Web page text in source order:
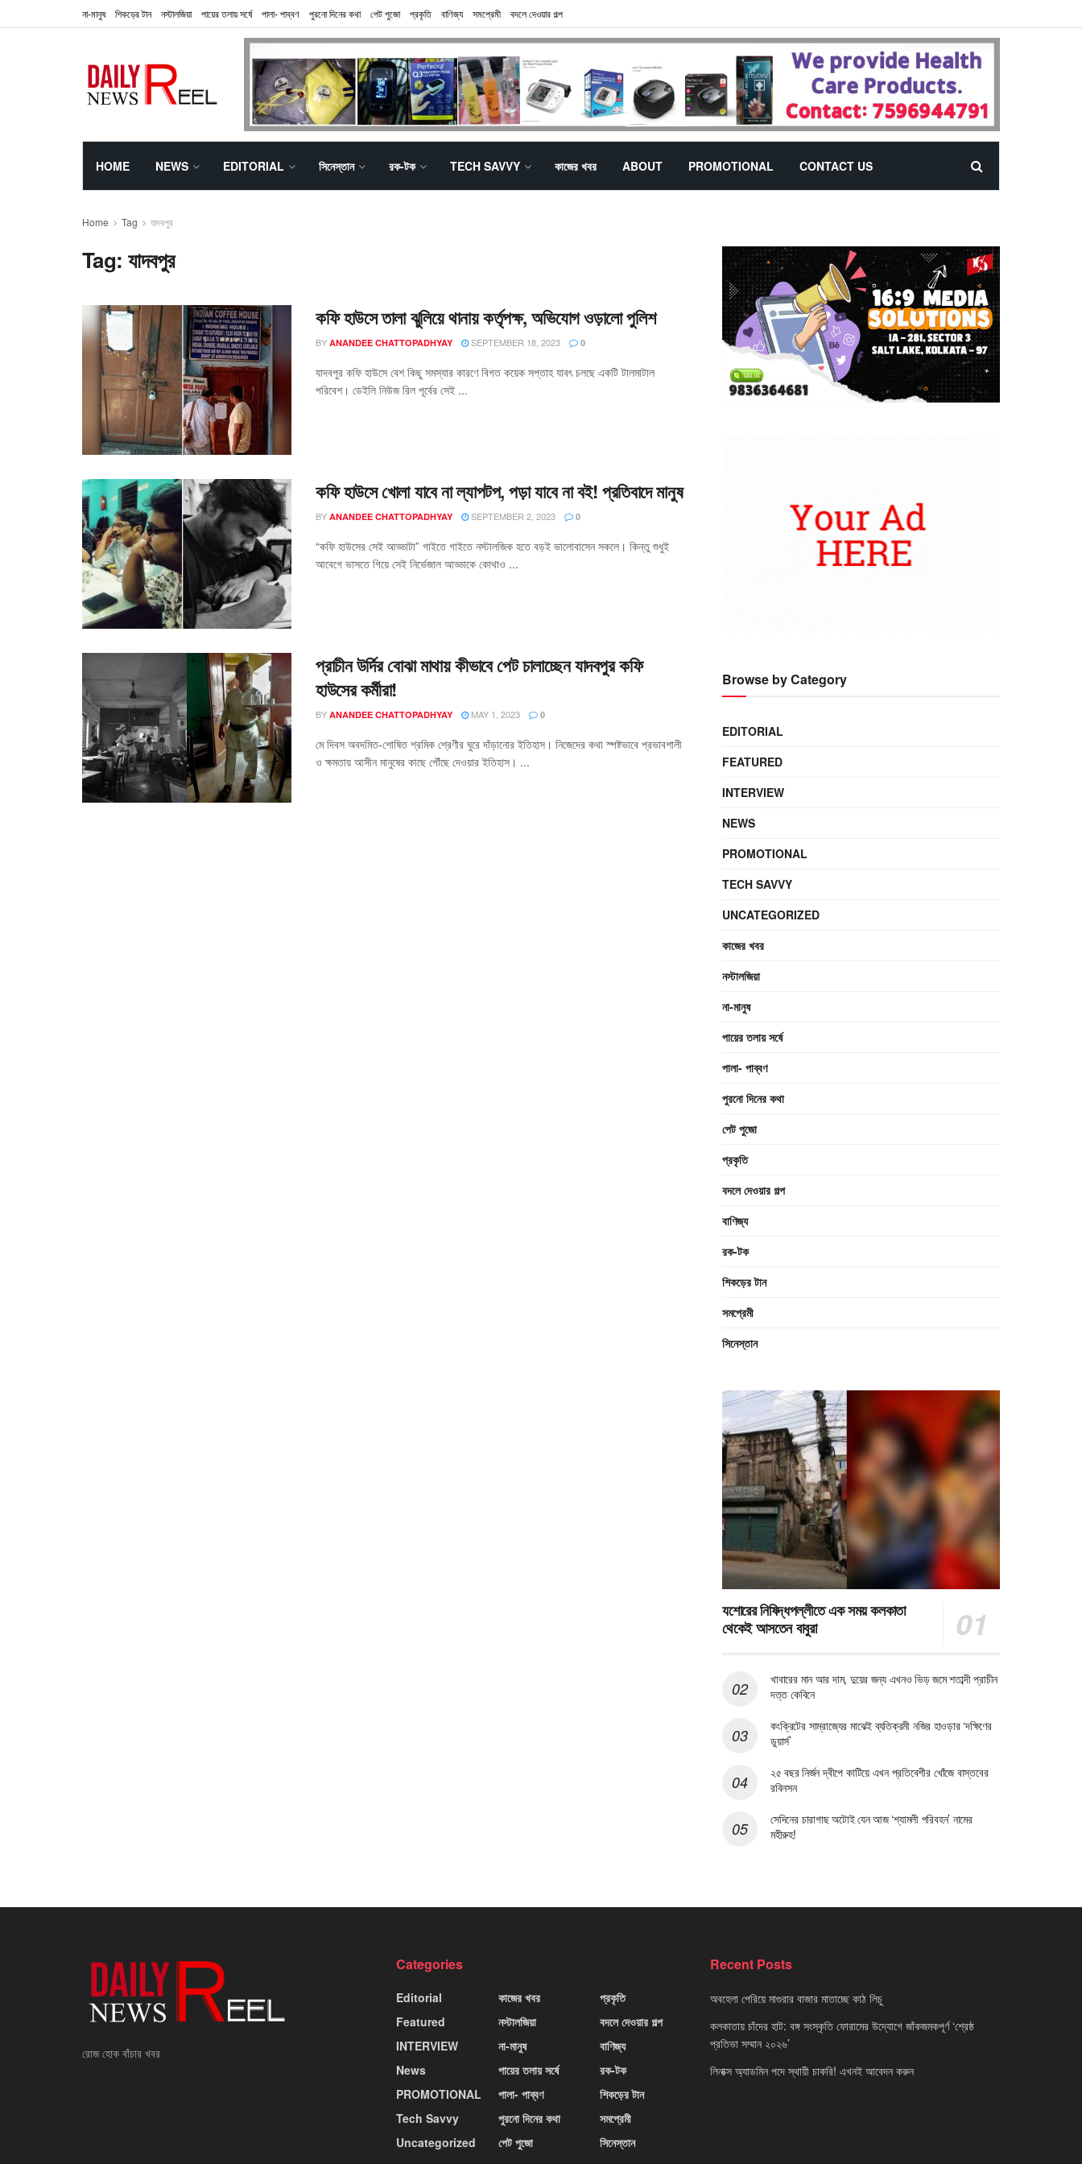
না-মানুষ শিকড়ের টান নস্টালজিয়া পায়ের তলায় সর্ষে পালা- পাব্বণ পুরনো দিনের কথা পেট পুজো প্রকৃতি বাণিজ্য সমপ্রেমী বদলে দেওয়ার গল্প
HOME NEWS EDITORIAL সিনেস্তান রক-টক TECH SAVVY কাজের খবর ABOUT PROMOTIONAL CONTACT US
Home Tag যাদবপুর
Tag:যাদবপুর
কফি হাউসে তালা ঝুলিয়ে থানায় কর্তৃপক্ষ, অভিযোগ ওড়ালো পুলিশ
BY ANANDEE CHATTOPADHYAY SEPTEMBER 18, 2023 0
যাদবপুর কফি হাউসে বেশ কিছু সমস্যার কারণে বিগত কয়েক সপ্তাহ যাবৎ চলছে একটি টালমাটাল
পরিবেশ। ডেইলি নিউজ রিল পূর্বের সেই ...
কফি হাউসে খোলা যাবে না ল্যাপটপ, পড়া যাবে না বই! প্রতিবাদে মানুষ
BY ANANDEE CHATTOPADHYAY SEPTEMBER 2, 2023 0
“কফি হাউসের সেই আড্ডাটা” গাইতে গাইতে নস্টালজিক হতে বড়ই ভালোবাসেন সকলে। কিন্তু শুধুই
আবেগে ভাসতে গিয়ে সেই নির্ভেজাল আড্ডাকে কোথাও ...
প্রাচীন উর্দির বোঝা মাথায় কীভাবে পেট চালাচ্ছেন যাদবপুর কফি
হাউসের কর্মীরা!
BY ANANDEE CHATTOPADHYAY MAY 1, 2023 0
মে দিবস অবদমিত-শোষিত শ্রমিক শ্রেণীর ঘুরে দাঁড়ানোর ইতিহাস। নিজেদের কথা স্পষ্টভাবে প্রভাবশালী
ও ক্ষমতায় আসীন মানুষের কাছে পৌঁছে দেওয়ার ইতিহাস। ...
Browse by Category
EDITORIAL
FEATURED
INTERVIEW
NEWS
PROMOTIONAL
TECH SAVVY
UNCATEGORIZED
কাজের খবর
নস্টালজিয়া
না-মানুষ
পায়ের তলায় সর্ষে
পালা- পাব্বণ
পুরনো দিনের কথা
পেট পুজো
প্রকৃতি
বদলে দেওয়ার গল্প
বাণিজ্য
রক-টক
শিকড়ের টান
সমপ্রেমী
সিনেস্তান
যশোরের নিষিদ্ধপল্লীতে এক সময় কলকাতা
থেকেই আসতেন বাবুরা
খাবারের মান আর দাম, দুয়ের জন্য এখনও ভিড় জমে শতাব্দী প্রাচীন
দত্ত কেবিনে
কংক্রিটের সাম্রাজ্যের মাঝেই ব্যতিক্রমী নজির হাওড়ার ‘দক্ষিণের
ডুয়ার্স’
২৫ বছর নির্জন দ্বীপে কাটিয়ে এখন প্রতিবেশীর খোঁজে বাস্তবের
রবিনসন
সেদিনের চারাগাছ অটোই যেন আজ ‘শ্যামলী পরিবহন’ নামের
মহীরুহ!
রোজ হোক বাঁচার খবর
Categories
Editorial
Featured
INTERVIEW
News
PROMOTIONAL
Tech Savvy
Uncategorized
কাজের খবর
নস্টালজিয়া
না-মানুষ
পায়ের তলায় সর্ষে
পালা- পাব্বণ
পুরনো দিনের কথা
পেট পুজো
প্রকৃতি
বদলে দেওয়ার গল্প
বাণিজ্য
রক-টক
শিকড়ের টান
সমপ্রেমী
সিনেস্তান
Recent Posts
অবহেলা পেরিয়ে মাগুরার বাজার মাতাচ্ছে কাঠ লিচু
কলকাতায় চাঁদের হাট: বঙ্গ সংস্কৃতি ফোরামের উদ্যোগে জাঁকজমকপূর্ণ ‘শ্রেষ্ঠ
প্রতিভা সম্মান ২০২৬’
লিনাক্স অ্যাডমিন পদে স্থায়ী চাকরি! এখনই আবেদন করুন